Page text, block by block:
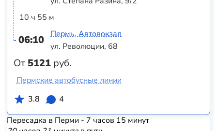
10 ч 55 м
06:10
От 5121 руб.
Пермь, Автовокзал
ул. Революции, 68
Пермские автобусные линии
3.8
4
Пересадка в Перми - 7 часов 15 минут